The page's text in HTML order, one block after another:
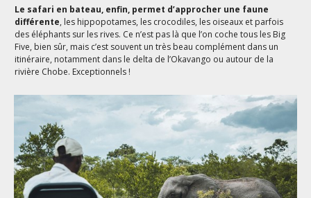
Le safari en bateau, enfin, permet d’approcher une faune
différente, les hippopotames, les crocodiles, les oiseaux et parfois
des éléphants sur les rives. Ce n’est pas là que l’on coche tous les Big
Five, bien sûr, mais c’est souvent un très beau complément dans un
itinéraire, notamment dans le delta de l’Okavango ou autour de la
rivière Chobe. Exceptionnels !